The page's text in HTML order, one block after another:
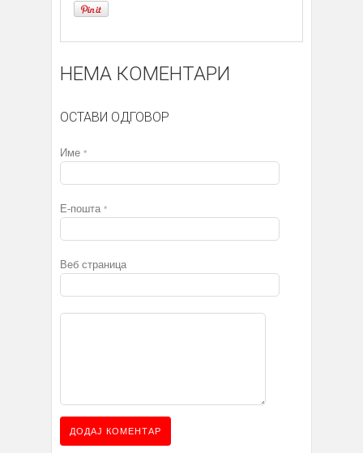
НЕМА КОМЕНТАРИ
ОСТАВИ ОДГОВОР
Име *
Е-пошта *
Веб страница